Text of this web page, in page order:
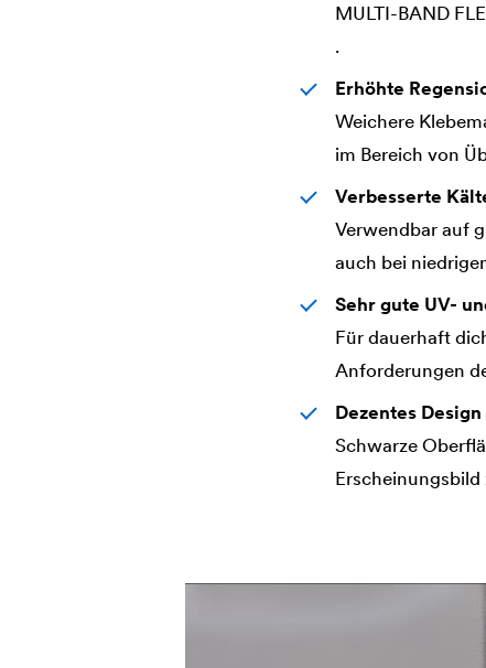
MULTI-BAND
.
Erhöhte
Weichere
im Bereich von
Verbesserte
Verwendbar auf
auch bei
Sehr gute UV-
Für dauerhaft
Anforderungen
Dezentes Design
Schwarze
Erscheinungsbild